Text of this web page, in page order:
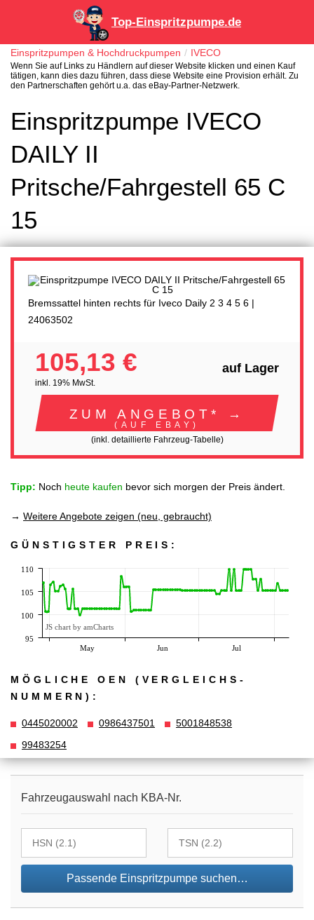
Top-Einspritzpumpe.de
Einspritzpumpen & Hochdruckpumpen IVECO
Wenn Sie auf Links zu Händlern auf dieser Website klicken und einen Kauf
tätigen, kann dies dazu führen, dass diese Website eine Provision erhält. Zu
den Partnerschaften gehört u.a. das eBay-Partner-Netzwerk.
Einspritzpumpe IVECO
DAILY II
Pritsche/Fahrgestell 65 C
15
Bremssattel hinten rechts für Iveco Daily 2 3 4 5 6 |
24063502
105,13 €
inkl. 19% MwSt.
auf Lager
ZUM ANGEBOT* →
(AUF EBAY)
(inkl. detaillierte Fahrzeug-Tabelle)
Tipp: Noch heute kaufen bevor sich morgen der Preis ändert.
→ Weitere Angebote zeigen (neu, gebraucht)
GÜNSTIGSTER PREIS:
May Jun Jul
95
100
105
110
JS chart by amCharts
MÖGLICHE OEN (VERGLEICHS­
NUMMERN):
0445020002 0986437501
5001848538
99483254
Fahrzeugauswahl nach KBA-Nr.
Passende Einspritzpumpe suchen…